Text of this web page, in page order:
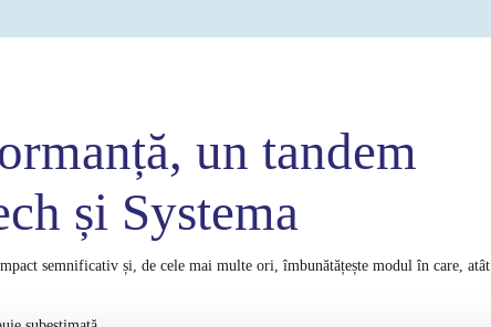
un tandem
și Systema
semnificativ și, de cele mai multe ori, îmbunătățește modul în care, atât